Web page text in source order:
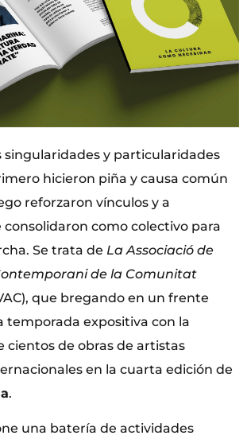
singularidades y particularidades
hicieron piña y causa común
reforzaron vínculos y a
como colectivo para
Se trata de La Associació de
de la Comunitat
que bregando en un frente
temporada expositiva con la
cientos de obras de artistas
en la cuarta edición de
.
una batería de actividades